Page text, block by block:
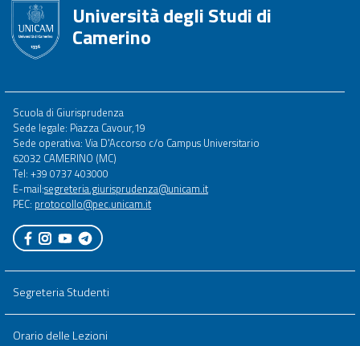
Università degli Studi di
Camerino
Footer
menu
full
Scuola di Giurisprudenza
Sede legale: Piazza Cavour,19
Sede operativa: Via D'Accorso c/o Campus Universitario
62032 CAMERINO (MC)
Tel: +39 0737 403000
E-mail:segreteria.giurisprudenza@unicam.it
PEC: protocollo@pec.unicam.it
Segreteria Studenti
Orario delle Lezioni